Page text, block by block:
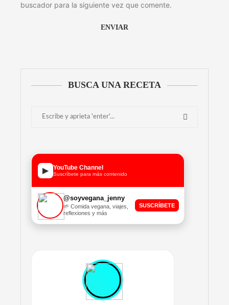
buscador para la siguiente vez que comente.
BUSCA UNA RECETA
▶ YouTube Channel
Suscríbete para más contenido
@soyvegana_jenny
🌱 Comida vegana, viajes,
reflexiones y más
SUSCRÍBETE